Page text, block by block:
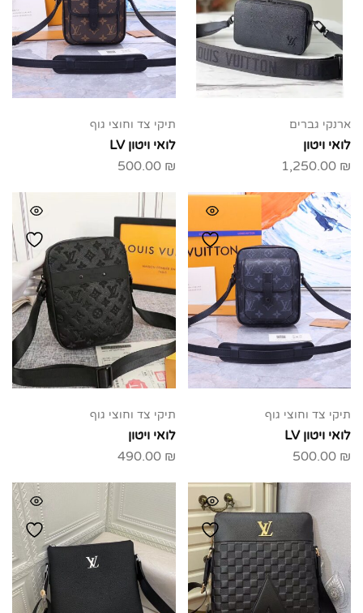
ארנקי גברים
לואי ויטון
1,250.00 ₪
תיקי צד וחוצי גוף
לואי ויטון LV
500.00 ₪
תיקי צד וחוצי גוף
לואי ויטון LV
500.00 ₪
תיקי צד וחוצי גוף
לואי ויטון
490.00 ₪